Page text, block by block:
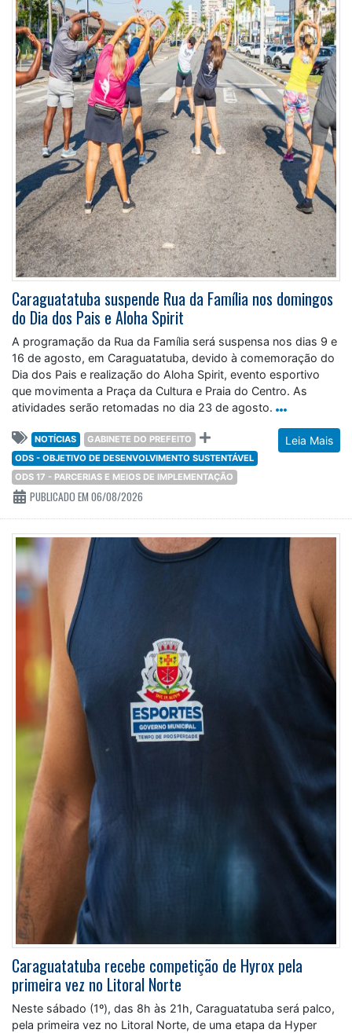
Caraguatatuba suspende Rua da Família nos domingos
do Dia dos Pais e Aloha Spirit
A programação da Rua da Família será suspensa nos dias 9 e
16 de agosto, em Caraguatatuba, devido à comemoração do
Dia dos Pais e realização do Aloha Spirit, evento esportivo
que movimenta a Praça da Cultura e Praia do Centro. As
atividades serão retomadas no dia 23 de agosto.
Leia Mais
NOTÍCIAS
GABINETE DO PREFEITO
ODS - OBJETIVO DE DESENVOLVIMENTO SUSTENTÁVEL
ODS 17 - PARCERIAS E MEIOS DE IMPLEMENTAÇÃO
PUBLICADO EM 06/08/2026
Caraguatatuba recebe competição de Hyrox pela
primeira vez no Litoral Norte
Neste sábado (1º), das 8h às 21h, Caraguatatuba será palco,
pela primeira vez no Litoral Norte, de uma etapa da Hyper